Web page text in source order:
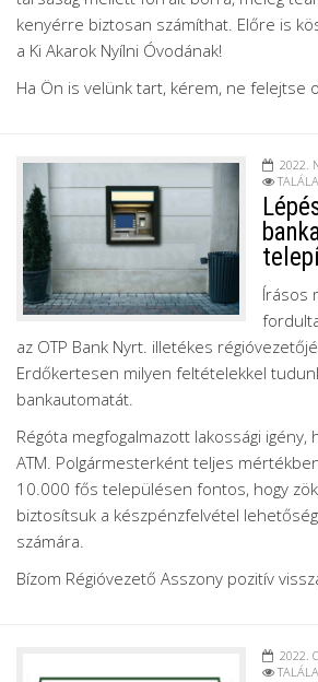
kenyérre biztosan számíthat. Előre is
a Ki Akarok Nyílni Óvodának!
Ha Ön is velünk tart, kérem, ne felejtse
2022.
Írásos
az OTP Bank Nyrt. illetékes
Erdőkertesen milyen feltételekkel
bankautomatát.
Régóta megfogalmazott lakossági igény,
ATM. Polgármesterként teljes
10.000 fős településen fontos, hogy
biztosítsuk a készpénzfelvétel
számára.
Bízom Régióvezető Asszony pozitív
2022.